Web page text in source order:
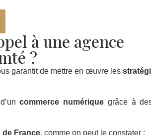
à une agence
?
garantit de mettre en œuvre les
commerce numérique grâce à
de France, comme on peut le constater :